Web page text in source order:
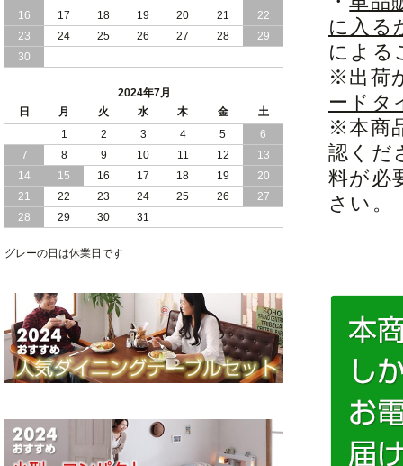
に入る
による
※出荷
ードタ
※本商
認くだ
料が必
さい。
2024/03/28
おすすめ クイーン キング ワイドキング
サイズ で 通気性ある すのこ仕様 大容
畳 仕様 で 敷き布団 が使える 引き出し
収納 付き 大容量 チェスト ベッド 日本
製 ヘッドボードなし
2024/02/23
畳 の 床面 で 敷き布団 で 寝られる 引き
出し 収納庫 付 大容量 チェスト ベッド
日本製
し 収納庫 付き チェスト ベッド 日本製
16
17 18 19 20 21
22
23
24 25 26 27 28
29
30
2024年7月
日
月 火 水 木 金
土
1
2 3 4 5
6
7
8 9 10 11 12
13
14
15 16 17 18 19
20
21
22 23 24 25 26
27
28
29 30 31
グレーの日は休業日です